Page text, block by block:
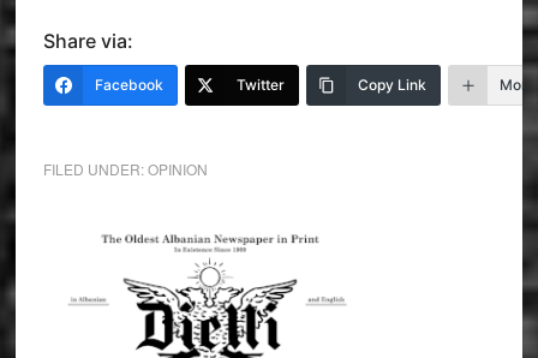
Share via:
Facebook Twitter Copy Link More
FILED UNDER:OPINION